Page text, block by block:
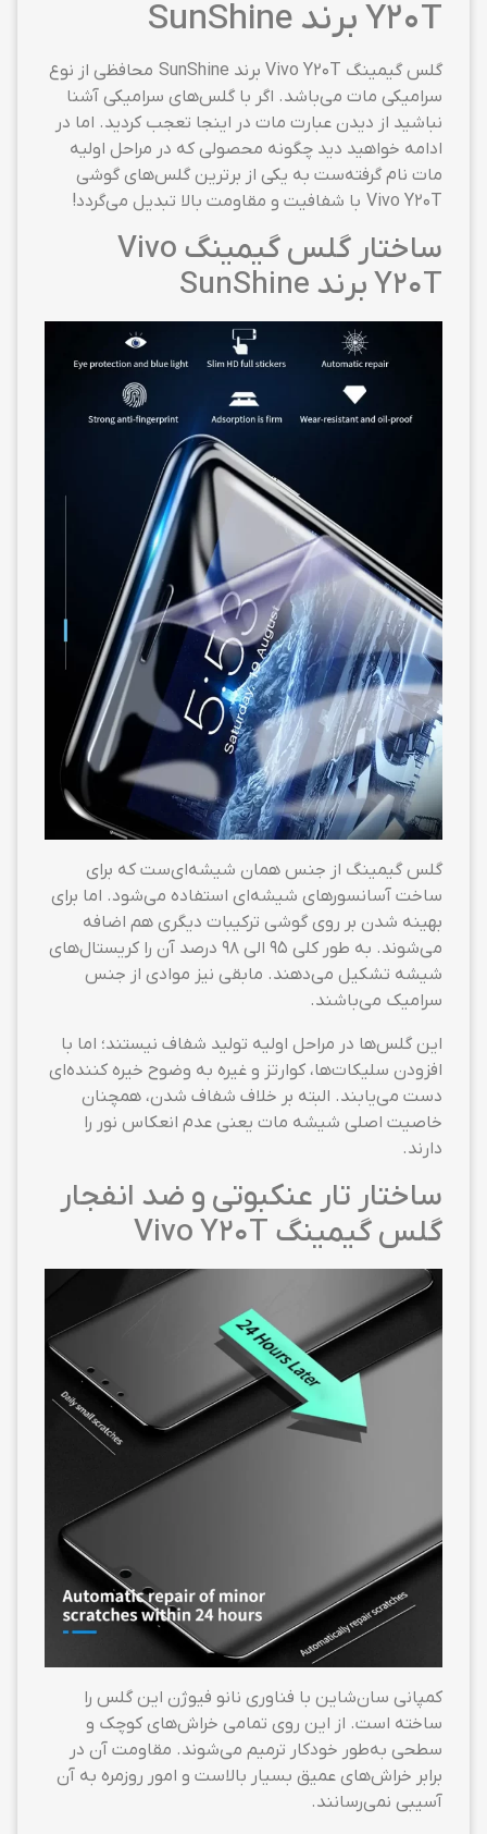
Y20T برند SunShine
گلس گیمینگ Vivo Y20T برند SunShine محافظی از نوع
سرامیکی مات می‌باشد. اگر با گلس‌های سرامیکی آشنا
نباشید از دیدن عبارت مات در اینجا تعجب کردید. اما در
ادامه خواهید دید چگونه محصولی که در مراحل اولیه
مات نام گرفته‌ست به یکی از برترین گلس‌های گوشی
Vivo Y20T با شفافیت و مقاومت بالا تبدیل می‌گردد!
ساختار گلس گیمینگ Vivo
Y20T برند SunShine
گلس گیمینگ از جنس همان شیشه‌ای‌ست که برای
ساخت آسانسورهای شیشه‌ای استفاده می‌شود. اما برای
بهینه شدن بر روی گوشی ترکیبات دیگری هم اضافه
می‌شوند. به طور کلی ۹۵ الی ۹۸ درصد آن را کریستال‌های
شیشه تشکیل می‌دهند. مابقی نیز موادی از جنس
سرامیک می‌باشند.
این گلس‌ها در مراحل اولیه تولید شفاف نیستند؛ اما با
افزودن سلیکات‌ها، کوارتز و غیره به وضوح خیره کننده‌ای
دست می‌یابند. البته بر خلاف شفاف شدن، همچنان
خاصیت اصلی شیشه مات یعنی عدم انعکاس نور را
دارند.
ساختار تار عنکبوتی و ضد انفجار
گلس گیمینگ Vivo Y20T
کمپانی سان‌شاین با فناوری نانو فیوژن این گلس را
ساخته است. از این روی تمامی خراش‌های کوچک و
سطحی به‌طور خودکار ترمیم می‌شوند. مقاومت آن در
برابر خراش‌های عمیق بسیار بالاست و امور روزمره به آن
آسیبی نمی‌رسانند.